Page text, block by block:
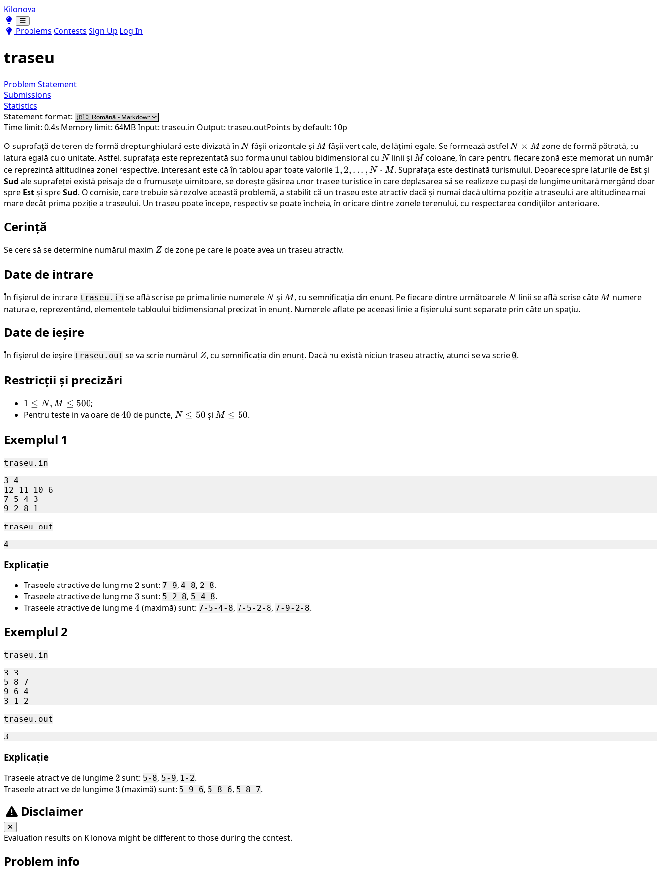
Kilonova
Toggle theme
Toggle theme
Problems Contests Sign Up Log In
traseu
Problem Statement
Submissions
Statistics
Statement format:
Time limit: 0.4s Memory limit: 64MBInput: traseu.in Output: traseu.outPoints by default: 10p
O suprafață de teren de formă dreptunghiulară este divizată în N
N fâșii orizontale șiM
M fâșii verticale, de lățimi egale. Se formează astfelN
\times
M
N × M zone de formă pătrată, cu
latura egală cu o unitate. Astfel, suprafața este reprezentată sub forma unui tablou bidimensional cu N
N linii șiM
M coloane, în care pentru fiecare zonă este memorat un număr
ce reprezintă altitudinea zonei respective. Interesant este că în tablou apar toate valorile 1, 2,
\dots,
N
\cdot
1, 2, … , N ⋅ M. Suprafața este destinată turismului. Deoarece spre laturile de Estși
Sud ale suprafeței există peisaje de o frumusețe uimitoare, se dorește găsirea unor trasee turistice în care deplasarea să se realizeze cu pași de lungime unitară mergând doar
spre Estși spreSud. O comisie, care trebuie să rezolve această problemă, a stabilit că un traseu este atractiv dacă și numai dacă ultima poziție a traseului are altitudinea mai
mare decât prima poziție a traseului. Un traseu poate începe, respectiv se poate încheia, în oricare dintre zonele terenului, cu respectarea condițiilor anterioare.
Cerință
Se cere să se determine numărul maxim Z
Z de zone pe care le poate avea un traseu atractiv.
Date de intrare
În fişierul de intrare traseu.in se află scrise pe prima linie numereleN
N şiM
M, cu semnificația din enunț. Pe fiecare dintre următoareleN
N linii se află scrise câteM
M numere
naturale, reprezentând, elementele tabloului bidimensional precizat în enunț. Numerele aflate pe aceeași linie a fișierului sunt separate prin câte un spaţiu.
Date de ieșire
În fişierul de ieşire traseu.out se va scrie numărul Z
Z, cu semnificația din enunț. Dacă nu există niciun traseu atractiv, atunci se va scrie 0.
Restricții și precizări
1
\leq
M
\leq
500
1 ≤ N, M ≤ 500;
Pentru teste in valoare de40
40 de puncte, N
N ≤ 50 și M
M ≤ 50.
Exemplul 1
traseu.in
3 4
12 11 10 6
7 5 4 3
traseu.out
Explicație
Traseele atractive de lungime 2
2 sunt: 7-9, 4-8, 2-8.
Traseele atractive de lungime3
3 sunt: 5-2-8, 5-4-8.
Traseele atractive de lungime4
4 (maximă) sunt: 7-5-4-8, 7-5-2-8, 7-9-2-8.
Exemplul 2
traseu.in
3 3
5 8 7
9 6 4
traseu.out
Explicație
Traseele atractive de lungime 2
2 sunt: 5-8, 5-9, 1-2.
Traseele atractive de lungime3
3 (maximă) sunt: 5-9-6, 5-8-6, 5-8-7.
Disclaimer
Evaluation results on Kilonova might be different to those during the contest.
Problem info